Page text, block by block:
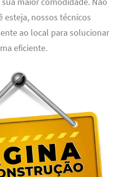
esteja, nossos técnicos
ao local para solucionar
eficiente.